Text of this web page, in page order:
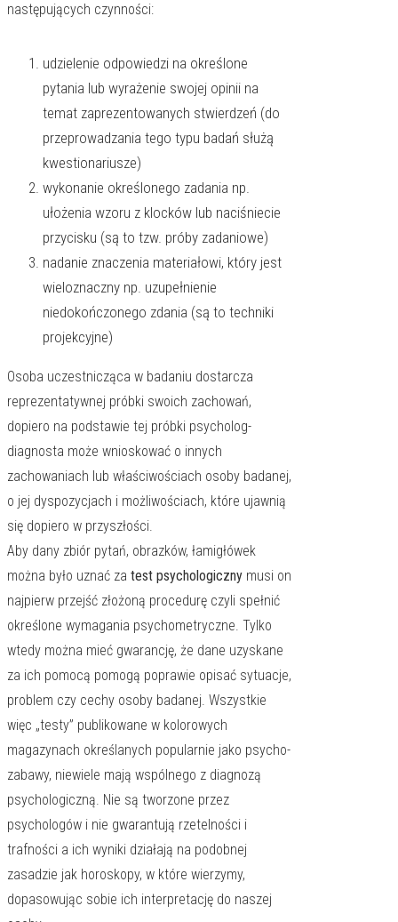
następujących czynności:
udzielenie odpowiedzi na określone
pytania lub wyrażenie swojej opinii na
temat zaprezentowanych stwierdzeń (do
przeprowadzania tego typu badań służą
kwestionariusze)
wykonanie określonego zadania np.
ułożenia wzoru z klocków lub naciśniecie
przycisku (są to tzw. próby zadaniowe)
nadanie znaczenia materiałowi, który jest
wieloznaczny np. uzupełnienie
niedokończonego zdania (są to techniki
projekcyjne)
Osoba uczestnicząca w badaniu dostarcza
reprezentatywnej próbki swoich zachowań,
dopiero na podstawie tej próbki psycholog-
diagnosta może wnioskować o innych
zachowaniach lub właściwościach osoby badanej,
o jej dyspozycjach i możliwościach, które ujawnią
się dopiero w przyszłości.
Aby dany zbiór pytań, obrazków, łamigłówek
można było uznać za test psychologiczny musi on
najpierw przejść złożoną procedurę czyli spełnić
określone wymagania psychometryczne. Tylko
wtedy można mieć gwarancję, że dane uzyskane
za ich pomocą pomogą poprawie opisać sytuacje,
problem czy cechy osoby badanej. Wszystkie
więc „testy” publikowane w kolorowych
magazynach określanych popularnie jako psycho-
zabawy, niewiele mają wspólnego z diagnozą
psychologiczną. Nie są tworzone przez
psychologów i nie gwarantują rzetelności i
trafności a ich wyniki działają na podobnej
zasadzie jak horoskopy, w które wierzymy,
dopasowując sobie ich interpretację do naszej